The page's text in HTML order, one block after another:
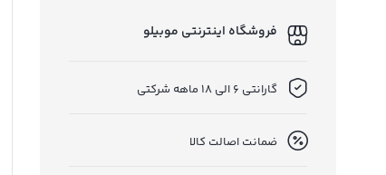
فروشگاه اینترنتی موبیلو
گارانتی 6 الی 18 ماهه شرکتی
ضمانت اصالت کالا